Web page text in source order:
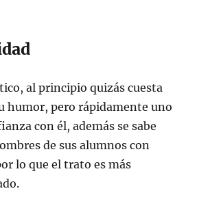
al principio quizás cuesta
humor, pero rápidamente uno
con él, además se sabe
de sus alumnos con
lo que el trato es más